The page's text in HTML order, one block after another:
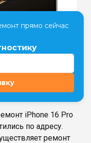
прямо сейчас
iPhone 16 Pro
по адресу.
ремонт